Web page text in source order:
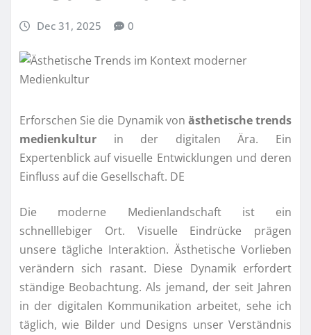
Dec 31, 2025 0
Erforschen Sie die Dynamik von ästhetische trends
medienkultur in der digitalen Ära. Ein
Expertenblick auf visuelle Entwicklungen und deren
Einfluss auf die Gesellschaft. DE
Die moderne Medienlandschaft ist ein
schnelllebiger Ort. Visuelle Eindrücke prägen
unsere tägliche Interaktion. Ästhetische Vorlieben
verändern sich rasant. Diese Dynamik erfordert
ständige Beobachtung. Als jemand, der seit Jahren
in der digitalen Kommunikation arbeitet, sehe ich
täglich, wie Bilder und Designs unser Verständnis